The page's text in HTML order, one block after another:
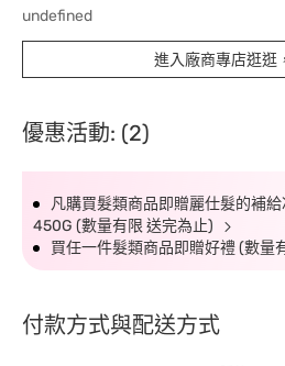
undefined
進入廠商專店逛逛
優惠活動: (2)
凡購買髮類商品即贈麗仕髮的補
450G (數量有限 送完為止)
買任一件髮類商品即贈好禮 (數量
付款方式與配送方式